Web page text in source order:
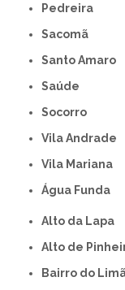
Pedreira
Sacomã
Santo Amaro
Saúde
Socorro
Vila Andrade
Vila Mariana
Água Funda
Alto da Lapa
Alto de
Bairro do